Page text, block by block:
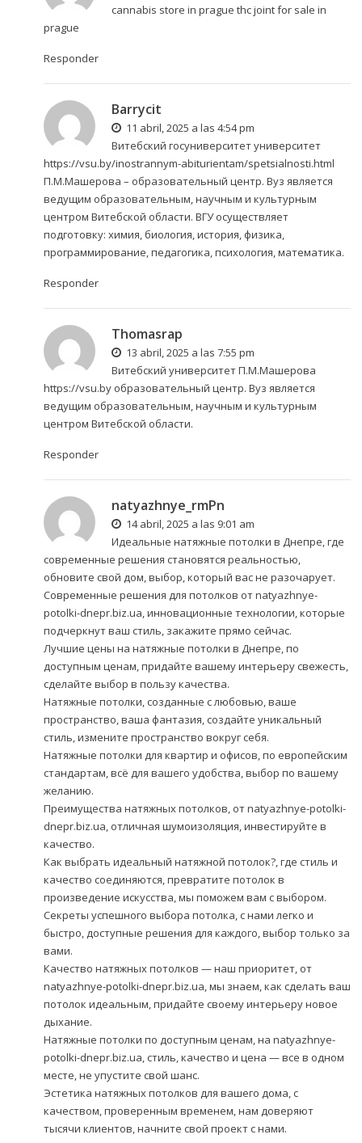
cannabis store in prague thc joint for sale in
prague
Responder
Barrycit
11 abril, 2025 a las 4:54 pm
Витебский госуниверситет университет
https://vsu.by/inostrannym-abiturientam/spetsialnosti.html
П.М.Машерова – образовательный центр. Вуз является
ведущим образовательным, научным и культурным
центром Витебской области. ВГУ осуществляет
подготовку: химия, биология, история, физика,
программирование, педагогика, психология, математика.
Responder
Thomasrap
13 abril, 2025 a las 7:55 pm
Витебский университет П.М.Машерова
https://vsu.byобразовательный центр. Вуз является
ведущим образовательным, научным и культурным
центром Витебской области.
Responder
natyazhnye_rmPn
14 abril, 2025 a las 9:01 am
Идеальные натяжные потолки в Днепре, где
современные решения становятся реальностью,
обновите свой дом, выбор, который вас не разочарует.
Современные решения для потолков от natyazhnye-
potolki-dnepr.biz.ua, инновационные технологии, которые
подчеркнут ваш стиль, закажите прямо сейчас.
Лучшие цены на натяжные потолки в Днепре, по
доступным ценам, придайте вашему интерьеру свежесть,
сделайте выбор в пользу качества.
Натяжные потолки, созданные с любовью, ваше
пространство, ваша фантазия, создайте уникальный
стиль, измените пространство вокруг себя.
Натяжные потолки для квартир и офисов, по европейским
стандартам, всё для вашего удобства, выбор по вашему
желанию.
Преимущества натяжных потолков, от natyazhnye-potolki-
dnepr.biz.ua, отличная шумоизоляция, инвестируйте в
качество.
Как выбрать идеальный натяжной потолок?, где стиль и
качество соединяются, превратите потолок в
произведение искусства, мы поможем вам с выбором.
Секреты успешного выбора потолка, с нами легко и
быстро, доступные решения для каждого, выбор только за
вами.
Качество натяжных потолков — наш приоритет, от
natyazhnye-potolki-dnepr.biz.ua, мы знаем, как сделать ваш
потолок идеальным, придайте своему интерьеру новое
дыхание.
Натяжные потолки по доступным ценам, на natyazhnye-
potolki-dnepr.biz.ua, стиль, качество и цена — все в одном
месте, не упустите свой шанс.
Эстетика натяжных потолков для вашего дома, с
качеством, проверенным временем, нам доверяют
тысячи клиентов, начните свой проект с нами.